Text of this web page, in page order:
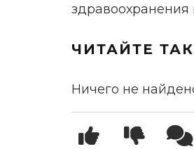
ЧИТАЙТЕ
Ничего не